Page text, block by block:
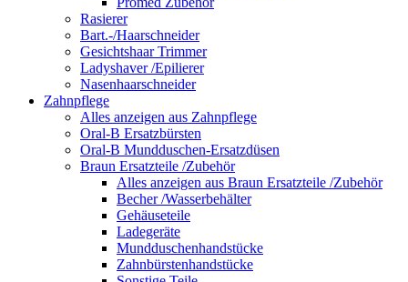
Rasierer
Bart.-/Haarschneider
Gesichtshaar Trimmer
Ladyshaver /Epilierer
Nasenhaarschneider
Zahnpflege
Alles anzeigen aus Zahnpflege
Oral-B Ersatzbürsten
Oral-B Mundduschen-Ersatzdüsen
Braun Ersatzteile /Zubehör
Alles anzeigen aus Braun Ersatzteile /Zubehör
Becher /Wasserbehälter
Gehäuseteile
Ladegeräte
Mundduschenhandstücke
Zahnbürstenhandstücke